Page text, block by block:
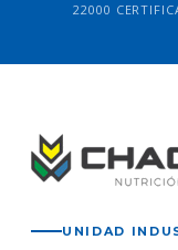
22000
UNIDAD